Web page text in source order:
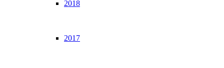
2018
2017